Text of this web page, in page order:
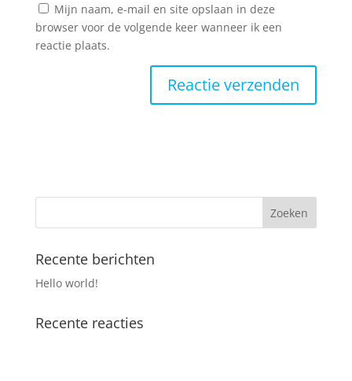
Mijn naam, e-mail en site opslaan in deze
browser voor de volgende keer wanneer ik een
reactie plaats.
Recente berichten
Hello world!
Recente reacties